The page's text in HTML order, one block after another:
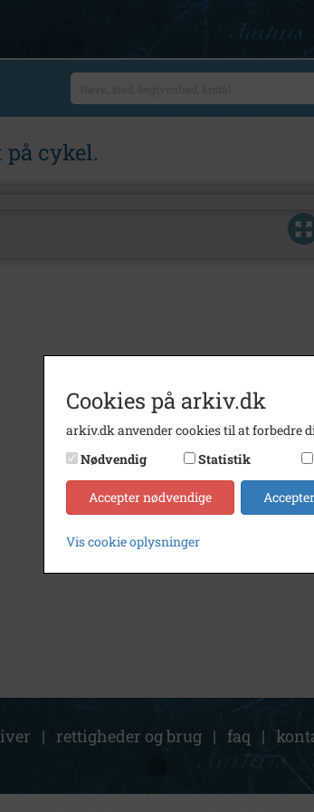
cykel.
| rettigheder og brug | faq |
Cookies på arkiv.dk
arkiv.dk anvender cookies til at forbedre
Nødvendig
Statistik
Accepter nødvendige
Vis cookie oplysninger